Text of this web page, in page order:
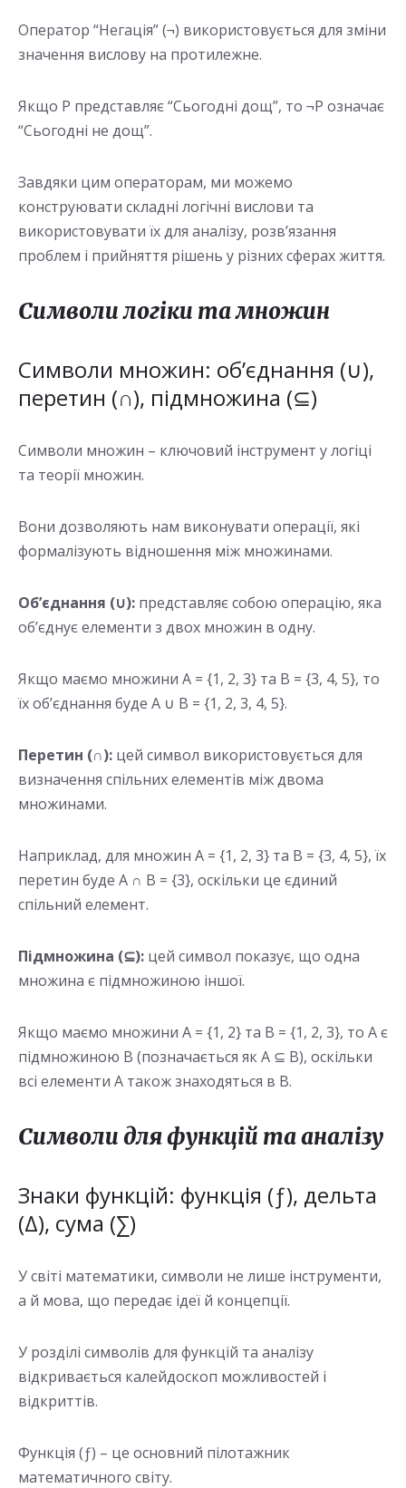
Оператор “Негація” (¬) використовується для зміни
значення вислову на протилежне.
Якщо P представляє “Сьогодні дощ”, то ¬P означає
“Сьогодні не дощ”.
Завдяки цим операторам, ми можемо
конструювати складні логічні вислови та
використовувати їх для аналізу, розв’язання
проблем і прийняття рішень у різних сферах життя.
Символи логіки та множин
Символи множин: об’єднання (∪),
перетин (∩), підмножина (⊆)
Символи множин – ключовий інструмент у логіці
та теорії множин.
Вони дозволяють нам виконувати операції, які
формалізують відношення між множинами.
Об’єднання (∪): представляє собою операцію, яка
об’єднує елементи з двох множин в одну.
Якщо маємо множини A = {1, 2, 3} та B = {3, 4, 5}, то
їх об’єднання буде A ∪ B = {1, 2, 3, 4, 5}.
Перетин (∩): цей символ використовується для
визначення спільних елементів між двома
множинами.
Наприклад, для множин A = {1, 2, 3} та B = {3, 4, 5}, їх
перетин буде A ∩ B = {3}, оскільки це єдиний
спільний елемент.
Підмножина (⊆): цей символ показує, що одна
множина є підмножиною іншої.
Якщо маємо множини A = {1, 2} та B = {1, 2, 3}, то A є
підмножиною B (позначається як A ⊆ B), оскільки
всі елементи A також знаходяться в B.
Символи для функцій та аналізу
Знаки функцій: функція (ƒ), дельта
(Δ), сума (∑)
У світі математики, символи не лише інструменти,
а й мова, що передає ідеї й концепції.
У розділі символів для функцій та аналізу
відкривається калейдоскоп можливостей і
відкриттів.
Функція (ƒ) – це основний пілотажник
математичного світу.